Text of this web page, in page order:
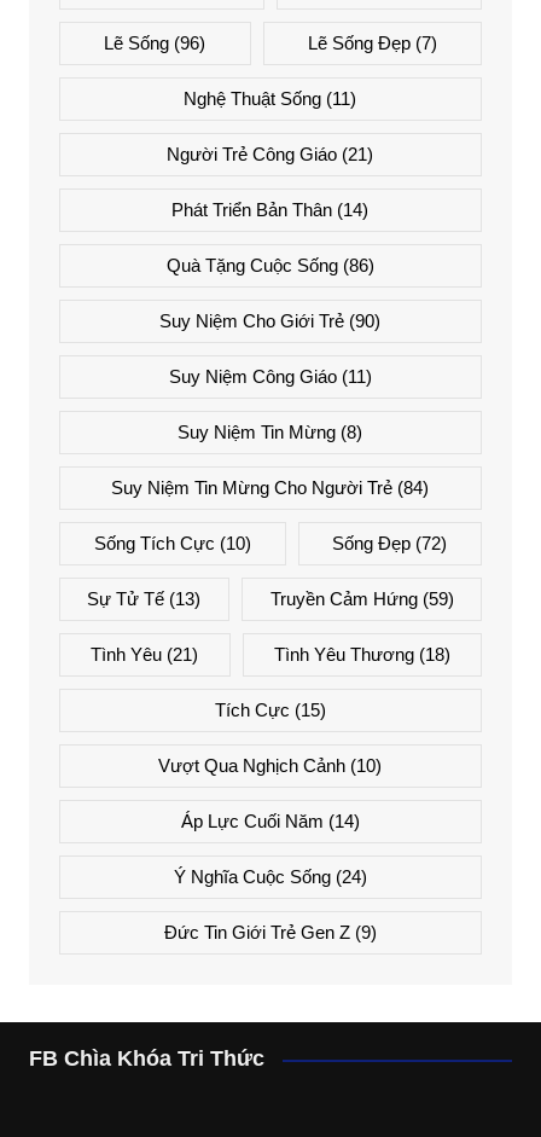
Lẽ Sống (96) Lẽ Sống Đẹp(7)
Nghệ Thuật Sống (11)
Người Trẻ Công Giáo (21)
Phát Triển Bản Thân (14)
Quà Tặng Cuộc Sống(86)
Suy Niệm Cho Giới Trẻ (90)
Suy Niệm Công Giáo(11)
Suy Niệm Tin Mừng (8)
Suy Niệm Tin Mừng Cho Người Trẻ (84)
Sống Tích Cực (10) Sống Đẹp (72)
Sự Tử Tế (13) Truyền Cảm Hứng(59)
Tình Yêu (21) Tình Yêu Thương(18)
Tích Cực (15)
Vượt Qua Nghịch Cảnh (10)
Áp Lực Cuối Năm (14)
Ý Nghĩa Cuộc Sống(24)
Đức Tin Giới Trẻ Gen Z(9)
FB Chìa Khóa Tri Thức